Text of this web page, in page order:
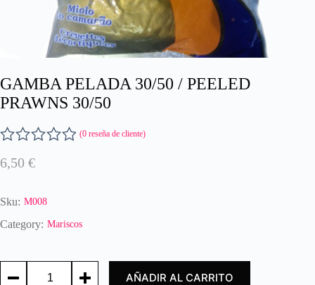
GAMBA PELADA 30/50 / PEELED
PRAWNS 30/50
V
a
o
a
(0 reseña de cliente)
6,50 €
Sku: M008
Category: Mariscos
PELADA
AÑADIR AL CARRITO